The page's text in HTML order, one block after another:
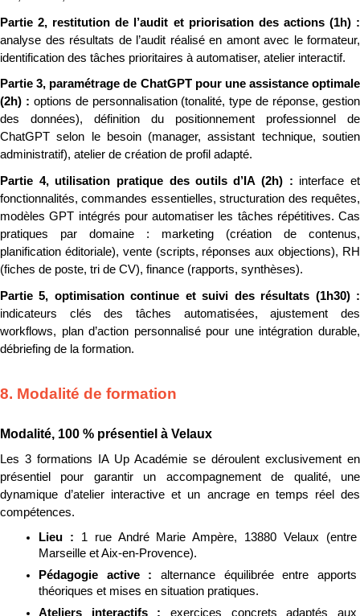
analyse des résultats de l’audit réalisé en amont avec le formateur,
identification des tâches prioritaires à automatiser, atelier interactif.
Partie 3, paramétrage de ChatGPT pour une assistance optimale
(2h) : options de personnalisation (tonalité, type de réponse, gestion
des données), définition du positionnement professionnel de
ChatGPT selon le besoin (manager, assistant technique, soutien
administratif), atelier de création de profil adapté.
Partie 4, utilisation pratique des outils d’IA (2h) : interface et
fonctionnalités, commandes essentielles, structuration des requêtes,
modèles GPT intégrés pour automatiser les tâches répétitives. Cas
pratiques par domaine : marketing (création de contenus,
planification éditoriale), vente (scripts, réponses aux objections), RH
(fiches de poste, tri de CV), finance (rapports, synthèses).
indicateurs clés des tâches automatisées, ajustement des
workflows, plan d’action personnalisé pour une intégration durable,
débriefing de la formation.
8. Modalité de formation
Modalité, 100 % présentiel à Velaux
Les 3 formations IA Up Académie se déroulent exclusivement en
présentiel pour garantir un accompagnement de qualité, une
dynamique d’atelier interactive et un ancrage en temps réel des
compétences.
Lieu : 1 rue André Marie Ampère, 13880 Velaux (entre
Marseille et Aix-en-Provence).
Pédagogie active : alternance équilibrée entre apports
théoriques et mises en situation pratiques.
Ateliers interactifs : exercices concrets adaptés aux